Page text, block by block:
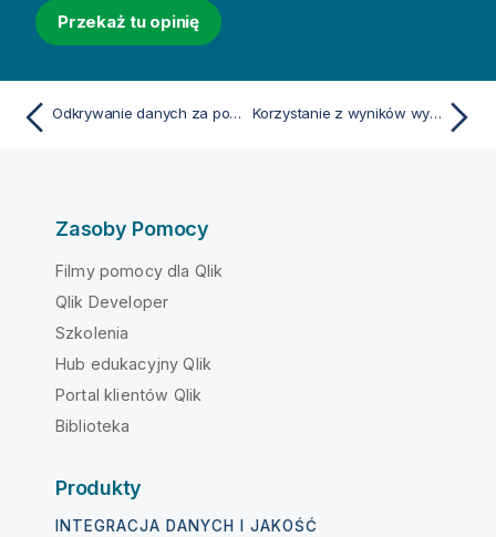
Przekaż tu opinię
Odkrywanie danych za pomocą wniosków asocjacyjnych Korzystanie z wyników wyszukiwania w celu zmiany wyboru
Zasoby Pomocy
Filmy pomocy dla Qlik
Qlik Developer
Szkolenia
Hub edukacyjny Qlik
Portal klientów Qlik
Biblioteka
Produkty
INTEGRACJA DANYCH I JAKOŚĆ